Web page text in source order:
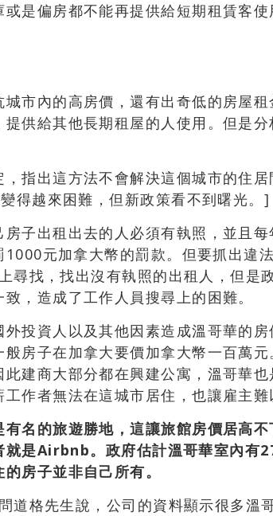
是偏房都不能再提供給短期租賃客使
市內的高房價，還有出奇低的房屋
供給其他長期租屋的人使用。但是
指出這方法不會解決這個城市的住
得越來困難，但新政策看不到曙光。]
子出租出去的人必須有執照，並且
元加拿大幣的罰款。但要抓出違
找，找出沒有執照的出租人，但是
，造成了工作人員搜尋上的困難。
投資人以及其他因素造成溫哥華的
房子在加拿大要價加拿大幣一百萬
建商大部分都在興建公寓，溫哥華
作者無法在這城市居住，也讓雇主難
名的旅遊勝地，這讓旅館房價居高
就是Airbnb。政府估計溫哥華室內
房子並非自己所有。
格先生說，公司的資料顯示很多溫